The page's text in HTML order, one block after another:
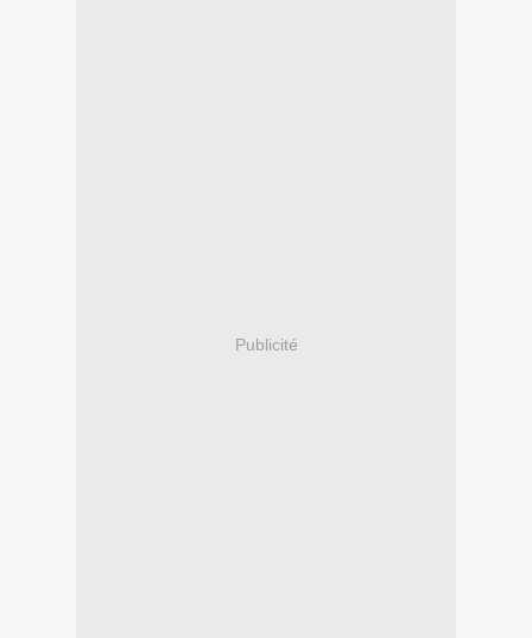
Publicité